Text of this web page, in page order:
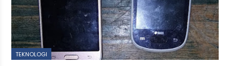
TEKNOLOGI